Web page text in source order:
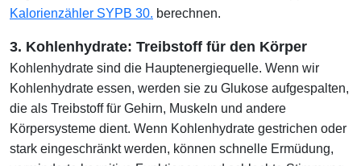
Kalorienzähler SYPB 30. berechnen.
3. Kohlenhydrate: Treibstoff für den Körper
Kohlenhydrate sind die Hauptenergiequelle. Wenn wir
Kohlenhydrate essen, werden sie zu Glukose aufgespalten,
die als Treibstoff für Gehirn, Muskeln und andere
Körpersysteme dient. Wenn Kohlenhydrate gestrichen oder
stark eingeschränkt werden, können schnelle Ermüdung,